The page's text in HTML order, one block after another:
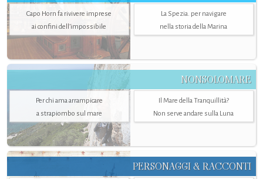
Capo Horn fa rivivere imprese
ai confini dell’impossibile
La Spezia. per navigare
nella storia della Marina
NONSOLOMARE
Per chi ama arrampicare
a strapiombo sul mare
Il Mare della Tranquillità?
Non serve andare sulla Luna
PERSONAGGI & RACCONTI